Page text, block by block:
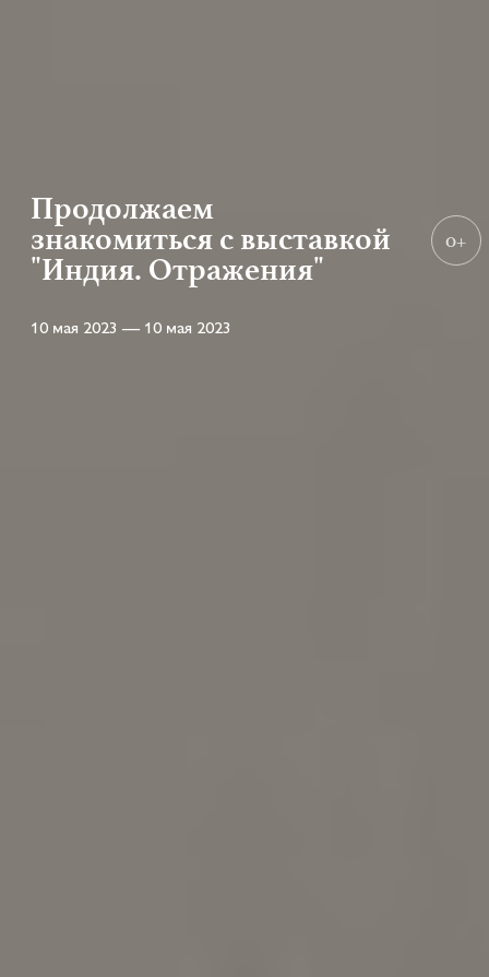
Продолжаем
знакомиться с выставкой
"Индия. Отражения"
10 мая 2023 — 10 мая 2023
0+